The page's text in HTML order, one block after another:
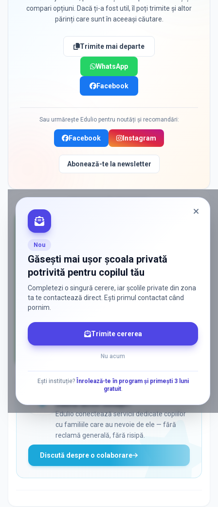
compari opțiuni. Dacă ți-a fost util, îl poți trimite și altor
părinți care sunt în aceeași căutare.
Trimite mai departe
WhatsApp
Facebook
Sau urmărește Edulio pentru noutăți și recomandări:
Facebook Instagram
Abonează-te la newsletter
Nou
Găsești mai ușor școala privată
potrivită pentru copilul tău
Completezi o singură cerere, iar școlile private din zona
ta te contactează direct. Ești primul contactat când
pornim.
Trimite cererea
Nu acum
Ești instituție?
Înrolează-te în program și primești 3 luni
gratuit.
Vrei să ajungi la părinții care
caută activ soluții?
Edulio conectează servicii dedicate copiilor
cu familiile care au nevoie de ele — fără
reclamă generală, fără risipă.
Discută despre o colaborare